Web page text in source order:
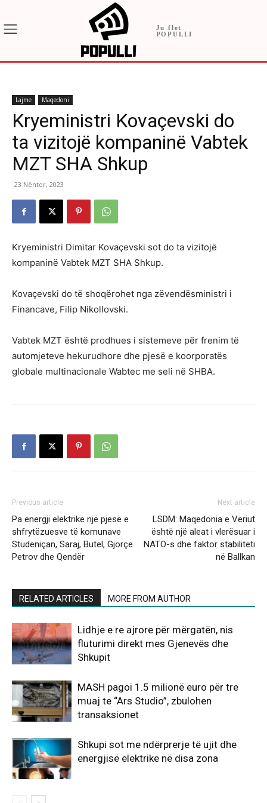
Ju flet
POPULLI
Lajme Maqedoni
Kryeministri Kovaçevski do
ta vizitojë kompaninë Vabtek
MZT SHA Shkup
23 Nëntor, 2023
Kryeministri Dimitar Kovaçevski sot do ta vizitojë
kompaninë Vabtek MZT SHA Shkup.
Kovaçevski do të shoqërohet nga zëvendësministri i
Financave, Filip Nikollovski.
Vabtek MZT është prodhues i sistemeve për frenim të
automjeteve hekurudhore dhe pjesë e koorporatës
globale multinacionale Wabtec me seli në SHBA.
Previous article
Pa energji elektrike një pjesë e
shfrytëzuesve të komunave
Studeniçan, Saraj, Butel, Gjorçe
Petrov dhe Qendër
Next article
LSDM: Maqedonia e Veriut
është një aleat i vlerësuar i
NATO-s dhe faktor stabiliteti
në Ballkan
RELATED ARTICLES MORE FROM AUTHOR
Lidhje e re ajrore për mërgatën, nis
fluturimi direkt mes Gjenevës dhe
Shkupit
MASH pagoi 1.5 milionë euro për tre
muaj te “Ars Studio”, zbulohen
transaksionet
Shkupi sot me ndërprerje të ujit dhe
energjisë elektrike në disa zona